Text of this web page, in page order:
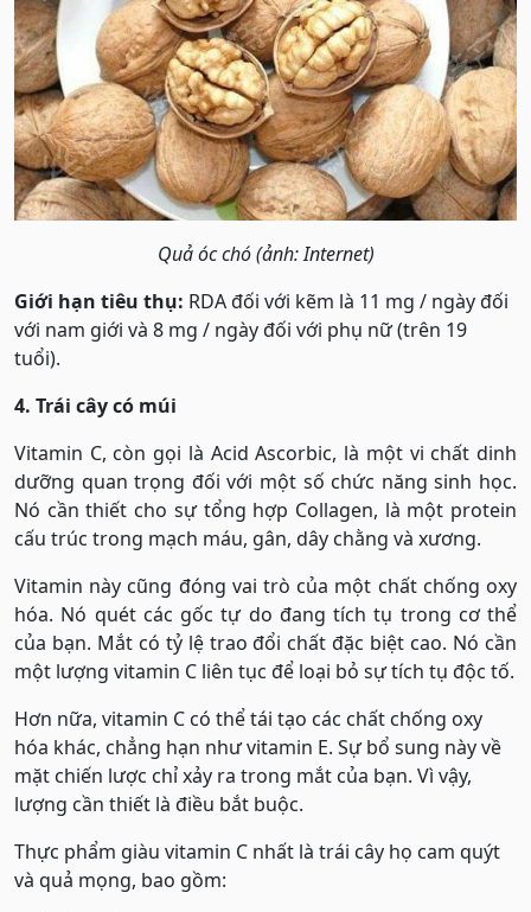
Quả óc chó (ảnh: Internet)
Giới hạn tiêu thụ: RDA đối với kẽm là 11 mg / ngày đối
với nam giới và 8 mg / ngày đối với phụ nữ (trên 19
tuổi).
4. Trái cây có múi
Vitamin C, còn gọi là Acid Ascorbic, là một vi chất dinh
dưỡng quan trọng đối với một số chức năng sinh học.
Nó cần thiết cho sự tổng hợp Collagen, là một protein
cấu trúc trong mạch máu, gân, dây chằng và xương.
Vitamin này cũng đóng vai trò của một chất chống oxy
hóa. Nó quét các gốc tự do đang tích tụ trong cơ thể
của bạn. Mắt có tỷ lệ trao đổi chất đặc biệt cao. Nó cần
một lượng vitamin C liên tục để loại bỏ sự tích tụ độc tố.
Hơn nữa, vitamin C có thể tái tạo các chất chống oxy
hóa khác, chẳng hạn như vitamin E. Sự bổ sung này về
mặt chiến lược chỉ xảy ra trong mắt của bạn. Vì vậy,
lượng cần thiết là điều bắt buộc.
Thực phẩm giàu vitamin C nhất là trái cây họ cam quýt
và quả mọng, bao gồm: